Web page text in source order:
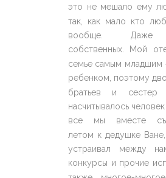
это не мешало ему
так, как мало кто
вообще. Даже
собственных. Мой
семье самым младшим
ребенком, поэтому
братьев и
насчитывалось
все мы вместе
летом к дедушке
устраивал между
конкурсы и прочие